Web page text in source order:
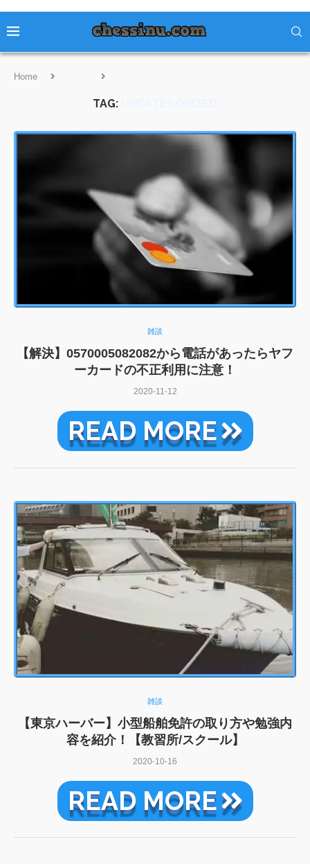
Home
TAG:
雑談
【解決】0570005082082から電話があったらヤフ
ーカードの不正利用に注意！
2020-11-12
READ MORE
雑談
【東京ハーバー】小型船舶免許の取り方や勉強内
容を紹介！【教習所/スクール】
2020-10-16
READ MORE